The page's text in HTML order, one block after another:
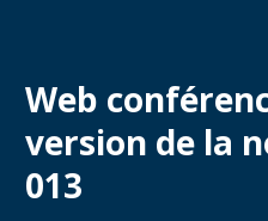
Web
version de la
013